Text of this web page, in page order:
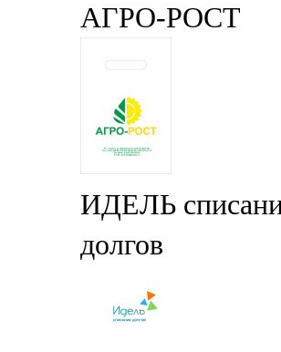
АГРО-РОСТ
ИДЕЛЬ
долгов